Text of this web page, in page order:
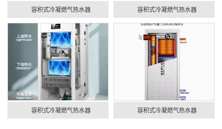
容积式冷凝燃气热水器 容积式冷凝燃气热水器
容积式冷凝燃气热水器 容积式冷凝燃气热水器